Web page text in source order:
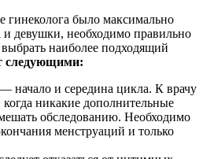
гинеколога было максимально
девушки, необходимо правильно
наиболее подходящий
следующими:
начало и середина цикла. К врачу
никакие дополнительные
обследованию. Необходимо
менструаций и только